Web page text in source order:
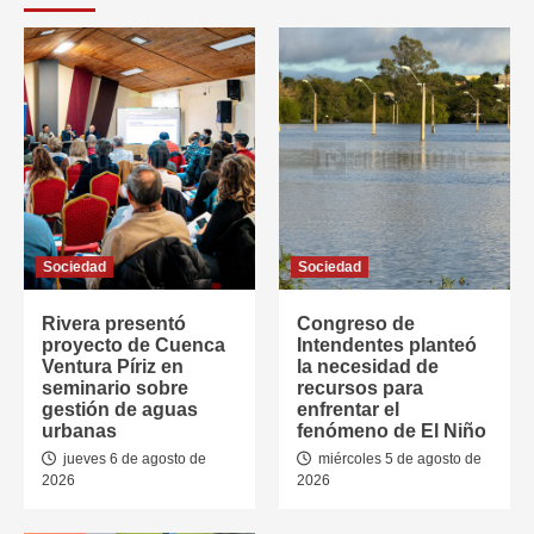
Sociedad
Rivera presentó
proyecto de Cuenca
Ventura Píriz en
seminario sobre
gestión de aguas
urbanas
jueves 6 de agosto de
2026
Sociedad
Congreso de
Intendentes planteó
la necesidad de
recursos para
enfrentar el
fenómeno de El Niño
miércoles 5 de agosto de
2026